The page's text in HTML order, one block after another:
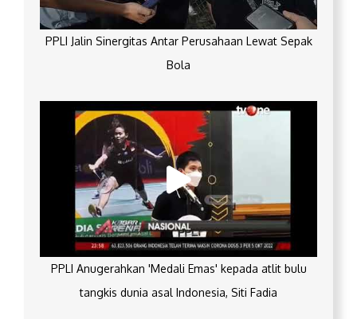
PPLI Jalin Sinergitas Antar Perusahaan Lewat Sepak
Bola
PPLI Anugerahkan 'Medali Emas' kepada atlit bulu
tangkis dunia asal Indonesia, Siti Fadia